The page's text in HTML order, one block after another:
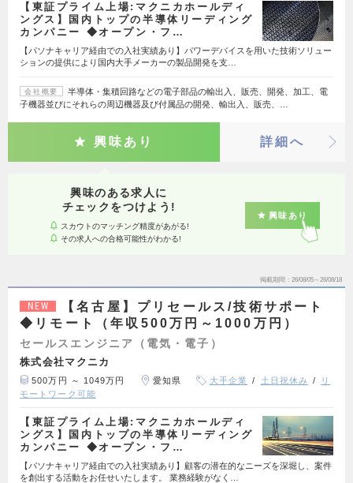
【東証プライム上場:マクニカホールディ
ングス】国内トップの半導体リーディング
カンパニー ◆オープン・フ…
【パソナキャリア経由での入社実績あり】パワーデバイスを用いた技術ソリュー
ションの提供により国内大手メーカーの製品開発を支…
会社概要
半導体・集積回路などの電子部品の輸出入、販売、開発、加工、電
子機器並びにそれらの周辺機器及び付属品の開発、輸出入、販売、…
興味あり 詳細へ
興味のある求人に
チェックをつけよう!
スカウトのマッチング精度があがる!
その求人への合格可能性がわかる!
興味あり
掲載期間 26/08/05～26/08/18
NEW
【名古屋】プリセールス/技術サポート
◆リモート（年収500万円～1000万円）
セールスエンジニア（電気・電子）
株式会社マクニカ
500万円 ～ 1049万円 愛知県 大手企業 土日祝休み
リ
モートワーク可能
【東証プライム上場:マクニカホールディ
ングス】国内トップの半導体リーディング
カンパニー ◆オープン・フ…
【パソナキャリア経由での入社実績あり】顧客の潜在的なニーズを深堀し、案件
を創出する活動をお任せいたします。 業務経験がなく…